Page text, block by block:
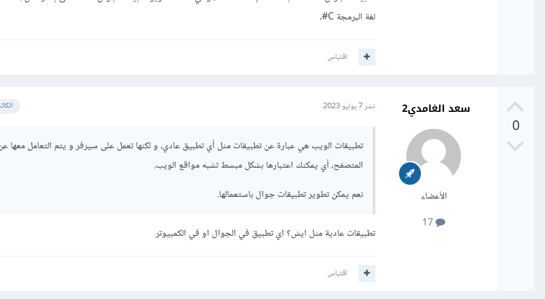
لغة البرمجة C#.
اقتباس
0
سعد الغامدي2
الأعضاء
نشر7 يوليو 2023
تطبيقات الويب هي عبارة عن تطبيقات مثل أي تطبيق عادي، و لكنها تعمل على سيرفر و يتم التعامل معها
المتصفح، أي يمكنك اعتبارها بشكل مبسط تشبه مواقع الويب.
نعم يمكن تطوير تطبيقات جوال باستعمالها.
تطبيقات عادية مثل ايش؟ اي تطبيق في الجوال او في الكمبيوتر
اقتباس